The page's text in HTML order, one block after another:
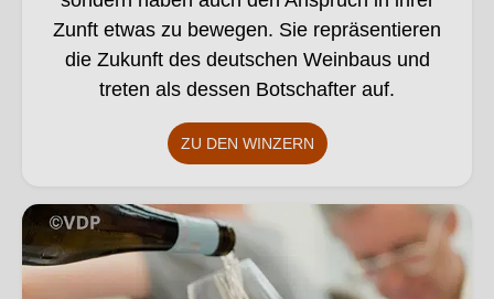
Zunft etwas zu bewegen. Sie repräsentieren
die Zukunft des deutschen Weinbaus und
treten als dessen Botschafter auf.
ZU DEN WINZERN
VDP Weingüter